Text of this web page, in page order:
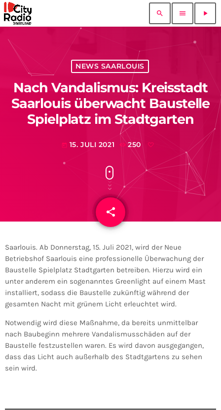
search menu play_arrow
NEWS SAARLOUIS
Nach Vandalismus: Kreisstadt
Saarlouis überwacht Baustelle
Spielplatz im Stadtgarten
today 15. JULI 2021 250
share
email
Saarlouis. Ab Donnerstag, 15. Juli 2021, wird der Neue
Betriebshof Saarlouis eine professionelle Überwachung der
Baustelle Spielplatz Stadtgarten betreiben. Hierzu wird ein
unter anderem ein sogenanntes Greenlight auf einem Mast
installiert, sodass die Baustelle zukünftig während der
gesamten Nacht mit grünem Licht erleuchtet wird.
Notwendig wird diese Maßnahme, da bereits unmittelbar
nach Baubeginn mehrere Vandalismusschäden auf der
Baustelle festzustellen waren. Es wird davon ausgegangen,
dass das Licht auch außerhalb des Stadtgartens zu sehen
sein wird.